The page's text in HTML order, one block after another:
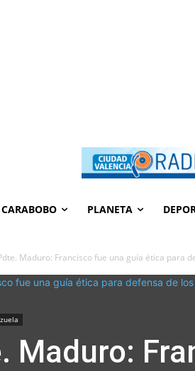
PLANETA
Maduro: Francisco fue una guía ética para
Maduro: